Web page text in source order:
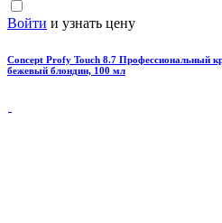
Войти и узнать цену
Concept Profy Touch 8.7 Профессиональный
бежевый блондин, 100 мл